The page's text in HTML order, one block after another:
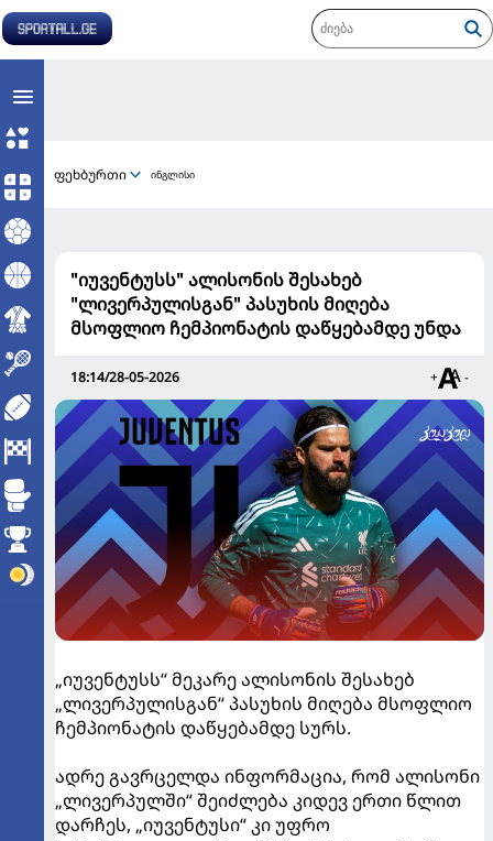
ფეხბურთი ინგლისი
"იუვენტუსს" ალისონის შესახებ
"ლივერპულისგან" პასუხის მიღება
მსოფლიო ჩემპიონატის დაწყებამდე უნდა
18:14/28-05-2026 + -
„იუვენტუსს“ მეკარე ალისონის შესახებ
„ლივერპულისგან“ პასუხის მიღება მსოფლიო
ჩემპიონატის დაწყებამდე სურს.
ადრე გავრცელდა ინფორმაცია, რომ ალისონი
„ლივერპულში“ შეიძლება კიდევ ერთი წლით
დარჩეს, „იუვენტუსი“ კი უფრო